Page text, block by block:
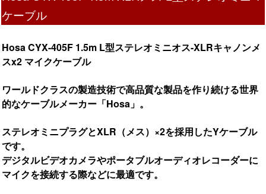
ケーブル
Hosa CYX-405F 1.5m L型ステレオミニオス-XLRキャノンメ
スx2 マイクケーブル
ワールドクラスの製造技術で高品質な製品を作り続ける世界
的なケーブルメーカー「Hosa」。
ステレオミニプラグとXLR（メス）×2を採用したYケーブル
です。
デジタルビデオカメラやポータブルオーディオレコーダーに
マイクを接続する際などに最適です。